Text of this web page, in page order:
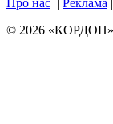
Про нас | Реклама |
© 2026 «КОРДОН»